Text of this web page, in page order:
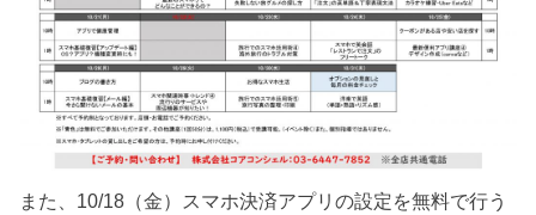
また、10/18（金）スマホ決済アプリの設定を無料で行う